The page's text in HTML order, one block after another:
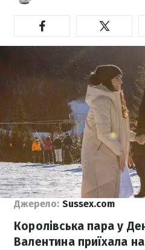
Джерело: Sussex.com
Королівська пара у
Валентина приїхала